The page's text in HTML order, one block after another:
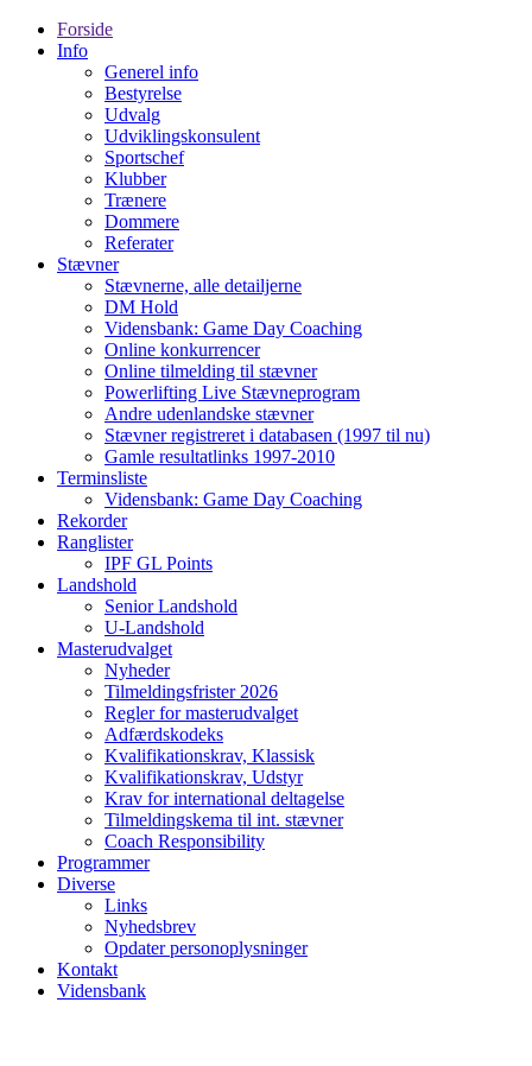
Forside
Info
Generel info
Bestyrelse
Udvalg
Udviklingskonsulent
Sportschef
Klubber
Trænere
Dommere
Referater
Stævner
Stævnerne, alle detailjerne
DM Hold
Vidensbank: Game Day Coaching
Online konkurrencer
Online tilmelding til stævner
Powerlifting Live Stævneprogram
Andre udenlandske stævner
Stævner registreret i databasen (1997 til nu)
Gamle resultatlinks 1997-2010
Terminsliste
Vidensbank: Game Day Coaching
Rekorder
Ranglister
IPF GL Points
Landshold
Senior Landshold
U-Landshold
Masterudvalget
Nyheder
Tilmeldingsfrister 2026
Regler for masterudvalget
Adfærdskodeks
Kvalifikationskrav, Klassisk
Kvalifikationskrav, Udstyr
Krav for international deltagelse
Tilmeldingskema til int. stævner
Coach Responsibility
Programmer
Diverse
Links
Nyhedsbrev
Opdater personoplysninger
Kontakt
Vidensbank